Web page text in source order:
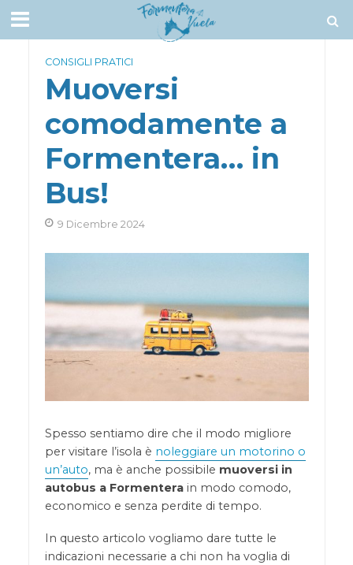
CONSIGLI PRATICI
Muoversi
comodamente a
Formentera… in
Bus!
9 Dicembre 2024
Spesso sentiamo dire che il modo migliore
per visitare l’isola è noleggiare un motorino o
un’auto, ma è anche possibile muoversi in
autobus a Formentera in modo comodo,
economico e senza perdite di tempo.
In questo articolo vogliamo dare tutte le
indicazioni necessarie a chi non ha voglia di